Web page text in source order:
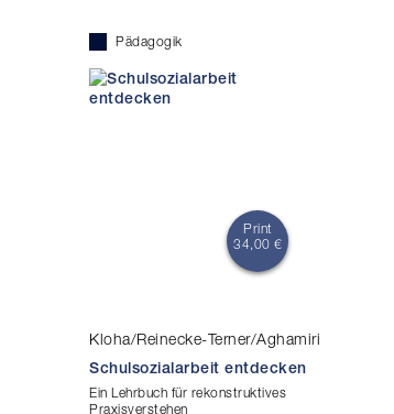
Pädagogik
Print
34,00 €
Kloha/Reinecke-Terner/Aghamiri
Schulsozialarbeit entdecken
Ein Lehrbuch für rekonstruktives
Praxisverstehen